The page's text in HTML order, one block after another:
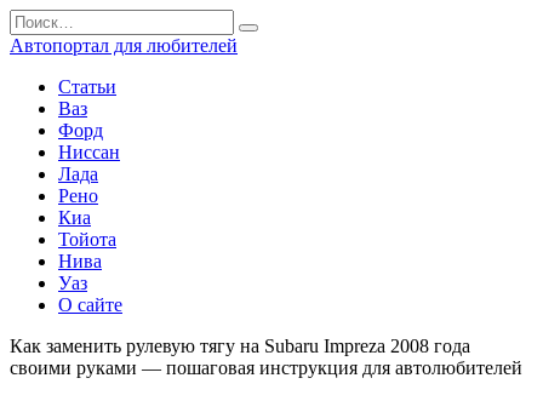
Перейти
к
содержанию
Search
for:
Автопортал для любителей
Статьи
Ваз
Форд
Ниссан
Лада
Рено
Киа
Тойота
Нива
Уаз
О сайте
Как заменить рулевую тягу на Subaru Impreza 2008 года
своими руками — пошаговая инструкция для автолюбителей